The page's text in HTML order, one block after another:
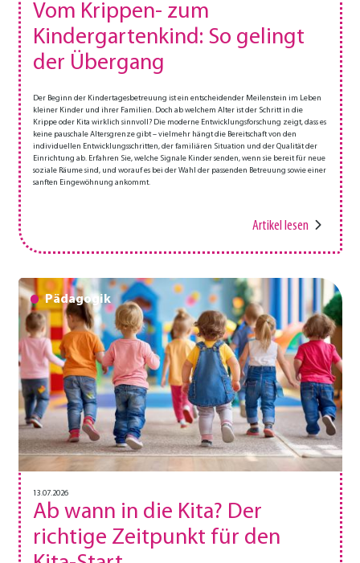
Vom Krippen- zum
Kindergartenkind: So gelingt
der Übergang
Der Beginn der Kindertagesbetreuung ist ein entscheidender Meilenstein im Leben
kleiner Kinder und ihrer Familien. Doch ab welchem Alter ist der Schritt in die
Krippe oder Kita wirklich sinnvoll? Die moderne Entwicklungsforschung zeigt, dass es
keine pauschale Altersgrenze gibt – vielmehr hängt die Bereitschaft von den
individuellen Entwicklungsschritten, der familiären Situation und der Qualität der
Einrichtung ab. Erfahren Sie, welche Signale Kinder senden, wenn sie bereit für neue
soziale Räume sind, und worauf es bei der Wahl der passenden Betreuung sowie einer
sanften Eingewöhnung ankommt.
Artikel lesen
Pädagogik
13.07.2026
Ab wann in die Kita? Der
richtige Zeitpunkt für den